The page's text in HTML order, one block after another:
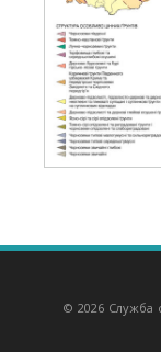
© 2026 Служба